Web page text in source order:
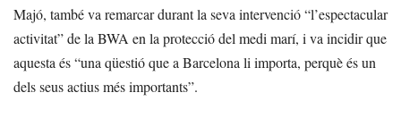
Majó, també va remarcar durant la seva intervenció “l’espectacular
activitat” de la BWA en la protecció del medi marí, i va incidir que
aquesta és “una qüestió que a Barcelona li importa, perquè és un
dels seus actius més importants”.